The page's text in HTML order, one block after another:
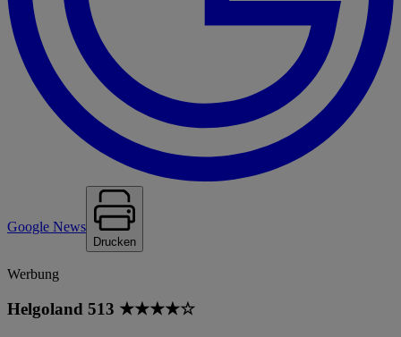
Google News
Drucken
Werbung
Helgoland 513 ★★★★☆